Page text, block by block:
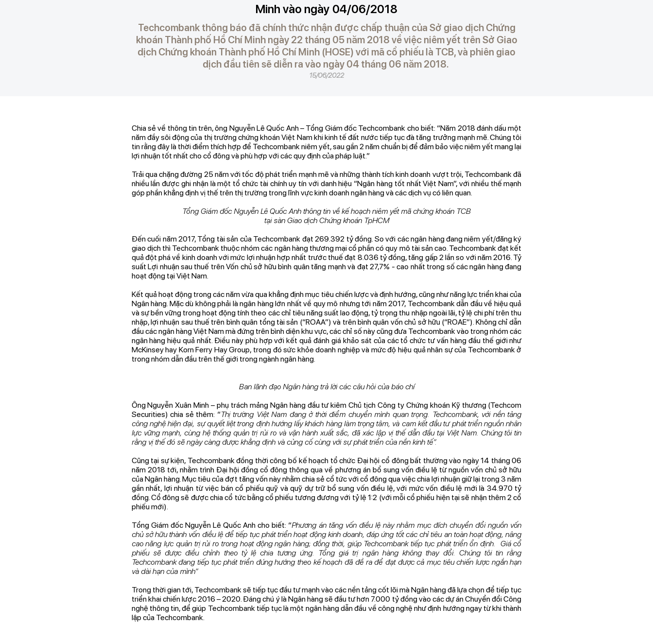
Minh vào ngày 04/06/2018
Techcombank thông báo đã chính thức nhận được chấp thuận của Sở giao dịch Chứng
khoán Thành phố Hồ Chí Minh ngày 22 tháng 05 năm 2018 về việc niêm yết trên Sở Giao
dịch Chứng khoán Thành phố Hồ Chí Minh (HOSE) với mã cổ phiếu là TCB, và phiên giao
dịch đầu tiên sẽ diễn ra vào ngày 04 tháng 06 năm 2018.
15/06/2022
Chia sẻ về thông tin trên, ông Nguyễn Lê Quốc Anh – Tổng Giám đốc Techcombank cho biết: “Năm 2018 đánh dấu một
năm đầy sôi động của thị trường chứng khoán Việt Nam khi kinh tế đất nước tiếp tục đà tăng trưởng mạnh mẽ. Chúng tôi
tin rằng đây là thời điểm thích hợp để Techcombank niêm yết, sau gần 2 năm chuẩn bị để đảm bảo việc niêm yết mang lại
lợi nhuận tốt nhất cho cổ đông và phù hợp với các quy định của pháp luật.”
Trải qua chặng đường 25 năm với tốc độ phát triển mạnh mẽ và những thành tích kinh doanh vượt trội, Techcombank đã
nhiều lần được ghi nhận là một tổ chức tài chính uy tín với danh hiệu “Ngân hàng tốt nhất Việt Nam”, với nhiều thế mạnh
góp phần khẳng định vị thế trên thị trường trong lĩnh vực kinh doanh ngân hàng và các dịch vụ có liên quan.
Tổng Giám đốc Nguyễn Lê Quốc Anh thông tin về kế hoạch niêm yết mã chứng khoán TCB
tại sàn Giao dịch Chứng khoán TpHCM
Đến cuối năm 2017, Tổng tài sản của Techcombank đạt 269.392 tỷ đồng. So với các ngân hàng đang niêm yết/đăng ký
giao dịch thì Techcombank thuộc nhóm các ngân hàng thương mại cổ phần có quy mô tài sản cao. Techcombank đạt kết
quả đột phá về kinh doanh với mức lợi nhuận hợp nhất trước thuế đạt 8.036 tỷ đồng, tăng gấp 2 lần so với năm 2016. Tỷ
suất Lợi nhuận sau thuế trên Vốn chủ sở hữu bình quân tăng mạnh và đạt 27,7% - cao nhất trong số các ngân hàng đang
hoạt động tại Việt Nam.
Kết quả hoạt động trong các năm vừa qua khẳng định mục tiêu chiến lược và định hướng, cũng như năng lực triển khai của
Ngân hàng. Mặc dù không phải là ngân hàng lớn nhất về quy mô nhưng tới năm 2017, Techcombank dẫn đầu về hiệu quả
và sự bền vững trong hoạt động tính theo các chỉ tiêu năng suất lao động, tỷ trọng thu nhập ngoài lãi, tỷ lệ chi phí trên thu
nhập, lợi nhuận sau thuế trên bình quân tổng tài sản (“ROAA”) và trên bình quân vốn chủ sở hữu (“ROAE”). Không chỉ dẫn
đầu các ngân hàng Việt Nam mà đứng trên bình diện khu vực, các chỉ số này cũng đưa Techcombank vào trong nhóm các
ngân hàng hiệu quả nhất. Điều này phù hợp với kết quả đánh giá khảo sát của các tổ chức tư vấn hàng đầu thế giới như
McKinsey hay Korn Ferry Hay Group, trong đó sức khỏe doanh nghiệp và mức độ hiệu quả nhân sự của Techcombank ở
trong nhóm dẫn đầu trên thế giới trong ngành ngân hàng.
Ban lãnh đạo Ngân hàng trả lời các câu hỏi của báo chí
Ông Nguyễn Xuân Minh – phụ trách mảng Ngân hàng đầu tư kiêm Chủ tịch Công ty Chứng khoán Kỹ thương (Techcom
Securities) chia sẻ thêm: “Thị trường Việt Nam đang ở thời điểm chuyển mình quan trọng. Techcombank, với nền tảng
công nghệ hiện đại, sự quyết liệt trong định hướng lấy khách hàng làm trọng tâm, và cam kết đầu tư phát triển nguồn nhân
lực vững mạnh, cùng hệ thống quản trị rủi ro và vận hành xuất sắc, đã xác lập vị thế dẫn đầu tại Việt Nam. Chúng tôi tin
rằng vị thế đó sẽ ngày càng được khẳng định và củng cố cùng với sự phát triển của nền kinh tế”.
Cũng tại sự kiện, Techcombank đồng thời công bố kế hoạch tổ chức Đại hội cổ đông bất thường vào ngày 14 tháng 06
năm 2018 tới, nhằm trình Đại hội đồng cổ đông thông qua về phương án bổ sung vốn điều lệ từ nguồn vốn chủ sở hữu
của Ngân hàng. Mục tiêu của đợt tăng vốn này nhằm chia sẻ cổ tức với cổ đông qua việc chia lợi nhuận giữ lại trong 3 năm
gần nhất, lợi nhuận từ việc bán cổ phiếu quỹ và quỹ dự trữ bổ sung vốn điều lệ, với mức vốn điều lệ mới là 34.970 tỷ
đồng. Cổ đông sẽ được chia cổ tức bằng cổ phiếu tương đương với tỷ lệ 1:2 (với mỗi cổ phiếu hiện tại sẽ nhận thêm 2 cổ
phiếu mới).
Tổng Giám đốc Nguyễn Lê Quốc Anh cho biết: “Phương án tăng vốn điều lệ này nhằm mục đích chuyển đổi nguồn vốn
chủ sở hữu thành vốn điều lệ để tiếp tục phát triển hoạt động kinh doanh, đáp ứng tốt các chỉ tiêu an toàn hoạt động, nâng
cao năng lực quản trị rủi ro trong hoạt động ngân hàng; đồng thời, giúp Techcombank tiếp tục phát triển ổn định. Giá cổ
phiếu sẽ được điều chỉnh theo tỷ lệ chia tương ứng. Tổng giá trị ngân hàng không thay đổi. Chúng tôi tin rằng
Techcombank đang tiếp tục phát triển đúng hướng theo kế hoạch đã đề ra để đạt được cả mục tiêu chiến lược ngắn hạn
và dài hạn của mình”
Trong thời gian tới, Techcombank sẽ tiếp tục đầu tư mạnh vào các nền tảng cốt lõi mà Ngân hàng đã lựa chọn để tiếp tục
triển khai chiến lược 2016 – 2020. Đáng chú ý là Ngân hàng sẽ đầu tư hơn 7.000 tỷ đồng vào các dự án Chuyển đổi Công
nghệ thông tin, để giúp Techcombank tiếp tục là một ngân hàng dẫn đầu về công nghệ như định hướng ngay từ khi thành
lập của Techcombank.